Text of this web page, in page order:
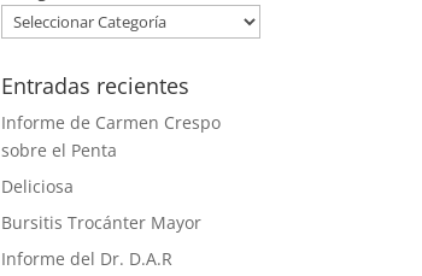
Entradas recientes
Informe de Carmen Crespo
sobre el Penta
Deliciosa
Bursitis Trocánter Mayor
Informe del Dr. D.A.R